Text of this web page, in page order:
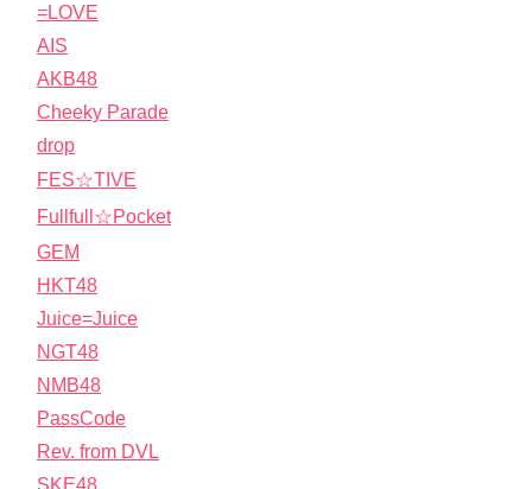
=LOVE
AIS
AKB48
Cheeky Parade
drop
FES☆TIVE
Fullfull☆Pocket
GEM
HKT48
Juice=Juice
NGT48
NMB48
PassCode
Rev. from DVL
SKE48